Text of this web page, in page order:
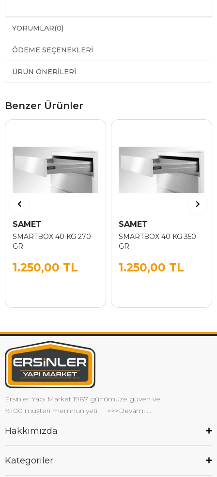
YORUMLAR(0)
ÖDEME SEÇENEKLERI
ÜRÜN ÖNERILERI
Benzer Ürünler
SAMET
SMARTBOX 40 KG 270
GR
1.250,00 TL
SAMET
SMARTBOX 40 KG 350
GR
1.250,00 TL
Ersinler Yapı Market 1987 günümüze güven ve
%100 müşteri memnuniyeti
>>>Devamı ...
Hakkımızda
Kategoriler